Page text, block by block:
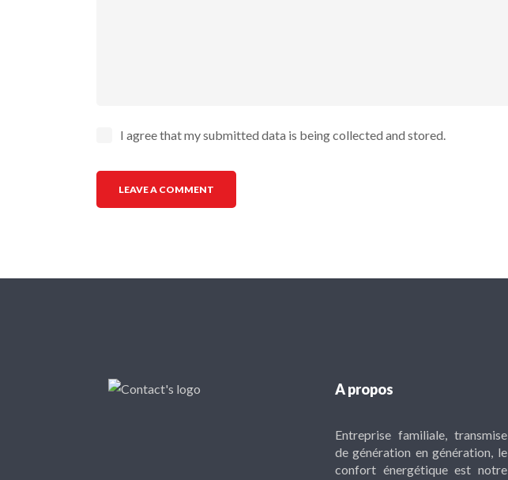
I agree that my submitted data is being collected and stored.
A propos
Entreprise familiale, transmise
de génération en génération, le
confort énergétique est notre